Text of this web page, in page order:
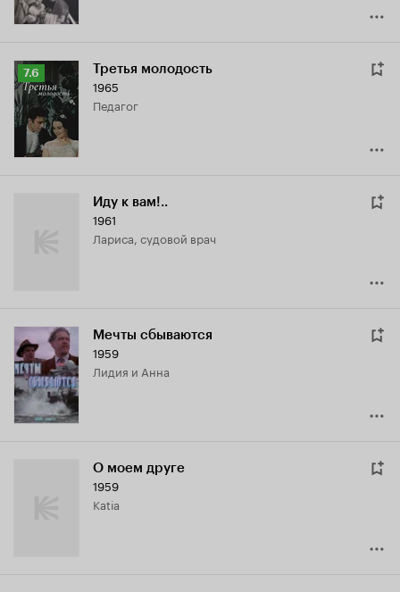
Рейтинг
Кинопоиска
7.6
7.6 Третья молодость
1965
педагог
Иду к вам!..
1961
Лариса, судовой врач
Мечты сбываются
1959
Лидия и Анна
О моем друге
1959
Katia